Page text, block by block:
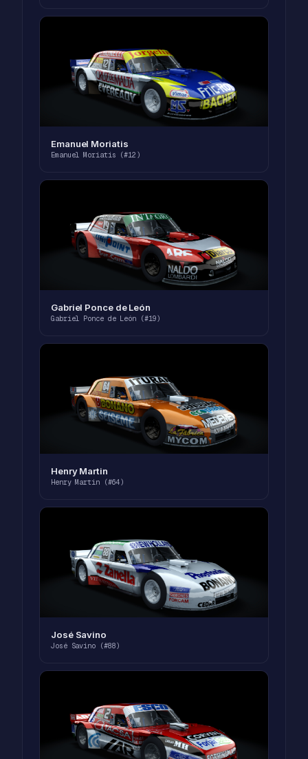
Emanuel Moriatis
Emanuel Moriatis (#12)
Gabriel Ponce de León
Gabriel Ponce de León (#19)
Henry Martin
Henry Martin (#64)
José Savino
José Savino (#88)